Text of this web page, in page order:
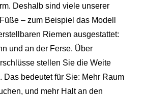
Deshalb sind viele unserer
– zum Beispiel das Modell
Riemen ausgestattet:
und an der Ferse. Über
stellen Sie die Weite
Das bedeutet für Sie: Mehr Raum
und mehr Halt an den